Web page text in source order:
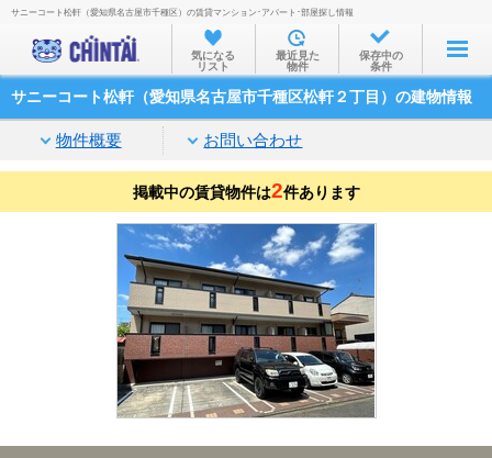
お部屋を探す
沿線・駅から
家賃相場から
通勤通学時間から
物件特集から
不動産会社から
TOP
サニーコート松軒（愛知県名古屋市千種区）の賃貸マンション･アパート･部屋探し情報
気になる
リスト
最近見た
物件
保存中の
条件
サニーコート松軒（愛知県名古屋市千種区松軒２丁目）の建物情報
物件概要 お問い合わせ
掲載中の賃貸物件は2件あります